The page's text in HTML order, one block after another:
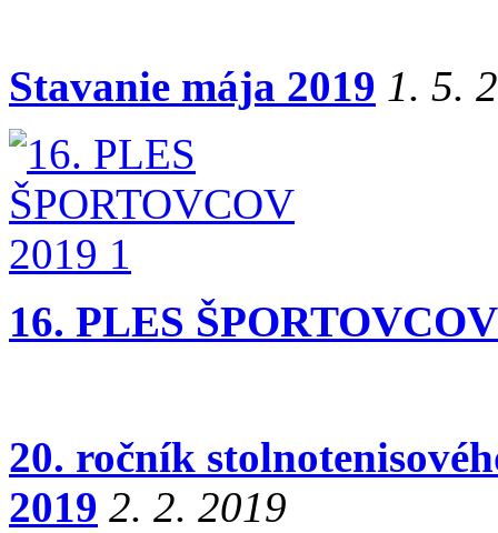
Stavanie mája 2019 1. 5.
16. PLES
20. ročník
2019 2. 2. 2019